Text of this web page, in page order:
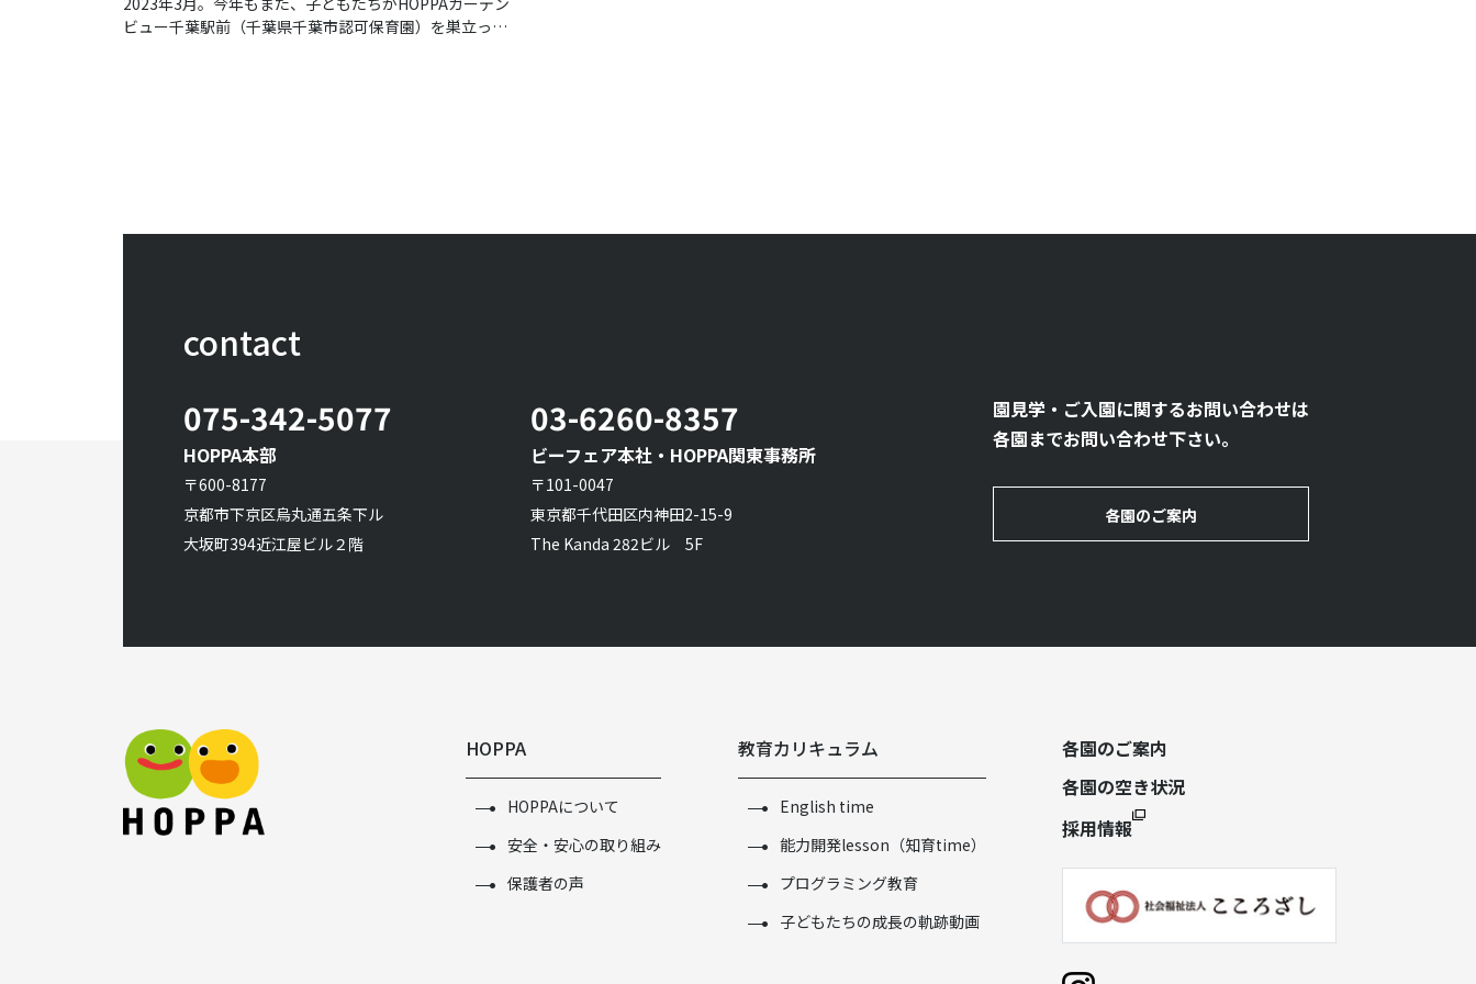
ビュー千葉駅前（千葉県千葉市認可保育園）を巣立って
contact
075-342-5077
HOPPA本部
〒600-8177
京都市下京区烏丸通五条下ル
大坂町394近江屋ビル２階
03-6260-8357
ビーフェア本社・HOPPA関東事務所
〒101-0047
東京都千代田区内神田2-15-9
The Kanda 282ビル 5F
園見学・ご入園に関するお問い合わせは
各園までお問い合わせ下さい。
各園のご案内
HOPPA
HOPPAについて
安全・安心の取り組み
保護者の声
教育カリキュラム
English time
能力開発lesson（知育time）
プログラミング教育
子どもたちの成長の軌跡動画
各園のご案内
各園の空き状況
採用情報